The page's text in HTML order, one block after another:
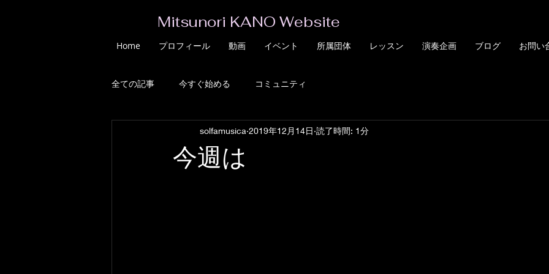
Mitsunori KANO Website
Home プロフィール 動画 イベント 所属団体 レッスン 演奏企画 ブログ お問い
全ての記事 今すぐ始める コミュニティ
今週は
solfamusica 2019年12月14日 読了時間: 1分